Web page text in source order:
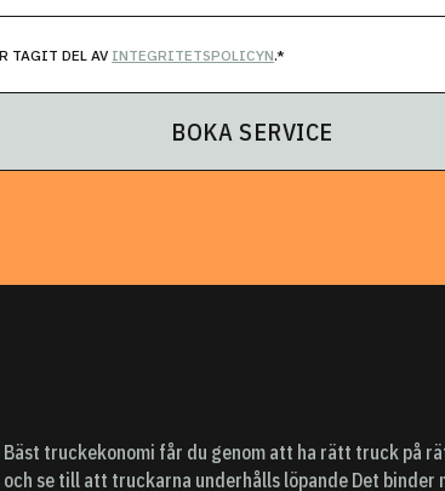
TAGIT DEL AV INTEGRITETSPOLICYN.*
BOKA SERVICE
Bäst truckekonomi får du genom att ha rätt truck på
och se till att truckarna underhålls löpande Det binder